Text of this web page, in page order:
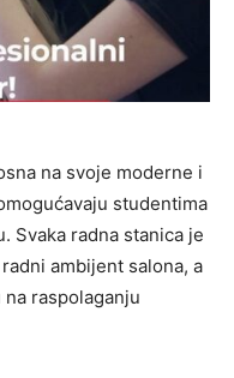
na svoje moderne i
studentima
Svaka radna stanica je
ambijent salona, a
raspolaganju